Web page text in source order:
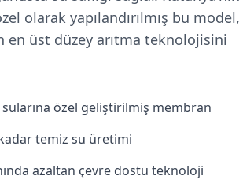
olarak yapılandırılmış bu model,
en üst düzey arıtma teknolojisini
özel geliştirilmiş membran
temiz su üretimi
azaltan çevre dostu teknoloji